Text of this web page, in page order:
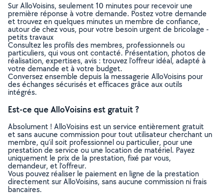
Sur AlloVoisins, seulement 10 minutes pour recevoir une
première réponse à votre demande. Postez votre demande
et trouvez en quelques minutes un membre de confiance,
autour de chez vous, pour votre besoin urgent de bricolage -
petits travaux
Consultez les profils des membres, professionnels ou
particuliers, qui vous ont contacté. Présentation, photos de
réalisation, expertises, avis : trouvez l'offreur idéal, adapté à
votre demande et à votre budget.
Conversez ensemble depuis la messagerie AlloVoisins pour
des échanges sécurisés et efficaces grâce aux outils
intégrés.
Est-ce que AlloVoisins est gratuit ?
Absolument ! AlloVoisins est un service entièrement gratuit
et sans aucune commission pour tout utilisateur cherchant un
membre, qu’il soit professionnel ou particulier, pour une
prestation de service ou une location de matériel. Payez
uniquement le prix de la prestation, fixé par vous,
demandeur, et l’offreur.
Vous pouvez réaliser le paiement en ligne de la prestation
directement sur AlloVoisins, sans aucune commission ni frais
bancaires.